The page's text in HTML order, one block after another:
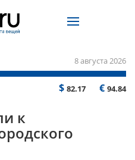
8 августа 2026
$ 82.17 € 94.84
к